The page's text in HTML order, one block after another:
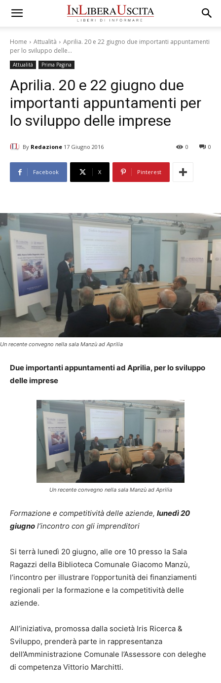
Home Attualità
Aprilia. 20 e 22 giugno due importanti appuntamenti
per lo sviluppo delle...
Attualità Prima Pagina
Aprilia. 20 e 22 giugno due
importanti appuntamenti per
lo sviluppo delle imprese
By Redazione 17 Giugno 2016 0
0
Facebook X Pinterest
Un recente convegno nella sala Manzù ad Aprilia
Due importanti appuntamenti ad Aprilia, per lo sviluppo
delle imprese
Un recente convegno nella sala Manzù ad Aprilia
Formazione e competitività delle aziende, lunedì 20
giugno l’incontro con gli imprenditori
Si terrà lunedì 20 giugno, alle ore 10 presso la Sala
Ragazzi della Biblioteca Comunale Giacomo Manzù,
l’incontro per illustrare l’opportunità dei finanziamenti
regionali per la formazione e la competitività delle
aziende.
All’iniziativa, promossa dalla società Iris Ricerca &
Sviluppo, prenderà parte in rappresentanza
dell’Amministrazione Comunale l’Assessore con deleghe
di competenza Vittorio Marchitti.